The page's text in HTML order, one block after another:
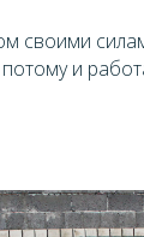
своими
и